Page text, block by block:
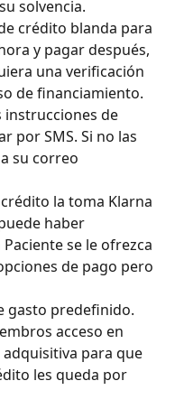
solvencia.
crédito blanda para
y pagar después,
una verificación
de financiamiento.
instrucciones de
por SMS. Si no las
su correo
la toma Klarna
haber
se le ofrezca
de pago pero
gasto predefinido.
acceso en
para que
les queda por